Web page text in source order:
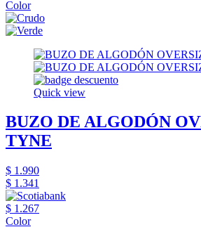
Color
Quick view
BUZO DE ALGODÓN
TYNE
$ 1.990
$ 1.341
$ 1.267
Color